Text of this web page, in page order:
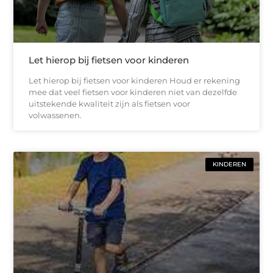
Let hierop bij fietsen voor kinderen
Let hierop bij fietsen voor kinderen Houd er rekening
mee dat veel fietsen voor kinderen niet van dezelfde
uitstekende kwaliteit zijn als fietsen voor
volwassenen.
KINDEREN